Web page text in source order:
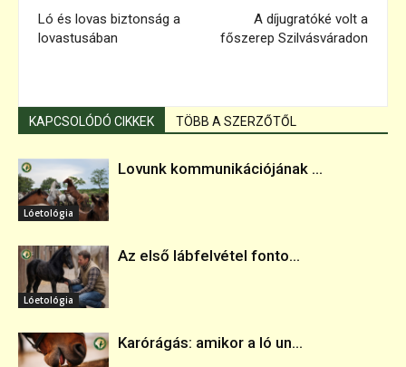
Ló és lovas biztonság a
lovastusában
A díjugratóké volt a
főszerep Szilvásváradon
KAPCSOLÓDÓ CIKKEK TÖBB A SZERZŐTŐL
Lóetológia
Lovunk kommunikációjának ...
Lóetológia
Az első lábfelvétel fonto...
Karórágás: amikor a ló un...